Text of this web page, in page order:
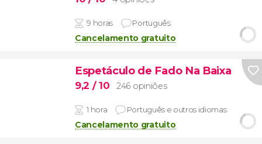
9 horas Português
Cancelamento gratuito
Espetáculo de Fado Na Baixa
9,2 / 10 246 opiniões
1 hora Português e outros idiomas
Cancelamento gratuito